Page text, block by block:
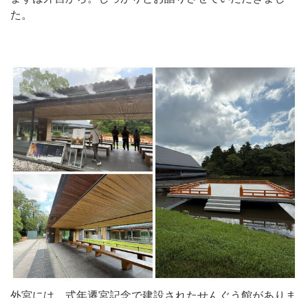
た。
外宮には、式年遷宮記念で建設されたせんぐう館がありま